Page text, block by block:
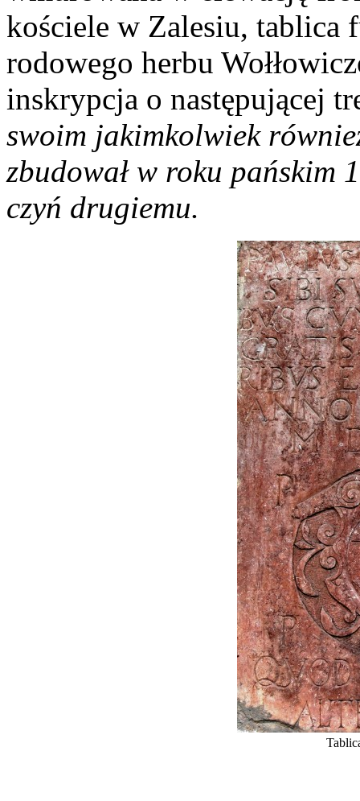
kościele w Zalesiu,
rodowego herbu
inskrypcja o następującej
swoim jakimkolwiek
zbudował w roku pańskim
czyń drugiemu.